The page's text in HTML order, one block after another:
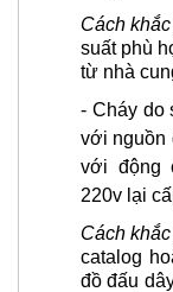
Cách
suất phù
từ nhà
- Cháy do
với nguồn
với động
220v lại
Cách
catalog
đồ đấu